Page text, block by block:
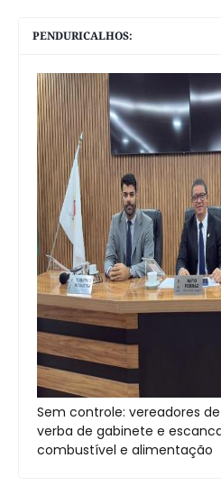
PENDURICALHOS:
Sem controle: vereadores
verba de gabinete e
combustível e alimentação